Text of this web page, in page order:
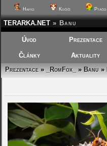
Hafíci Kočičí Ptáčci
TERARKA.NET » Banu
Úvod Prezentace
Články Aktuality
Prezentace»_RomFox_»Banu»